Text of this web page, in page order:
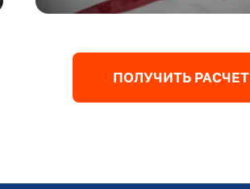
ПОЛУЧИТЬ РАСЧЕТ